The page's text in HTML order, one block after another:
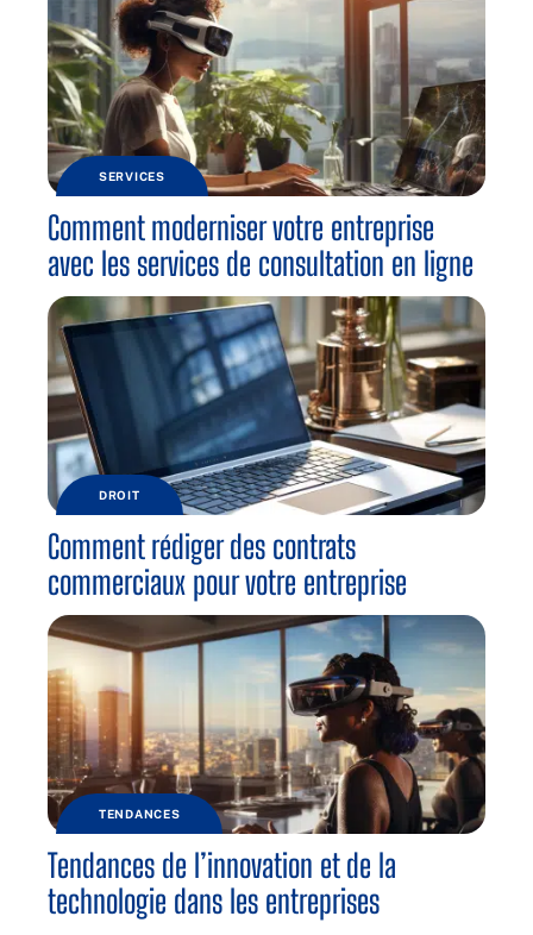
SERVICES
Comment moderniser votre entreprise
avec les services de consultation en ligne
DROIT
Comment rédiger des contrats
commerciaux pour votre entreprise
TENDANCES
Tendances de l’innovation et de la
technologie dans les entreprises